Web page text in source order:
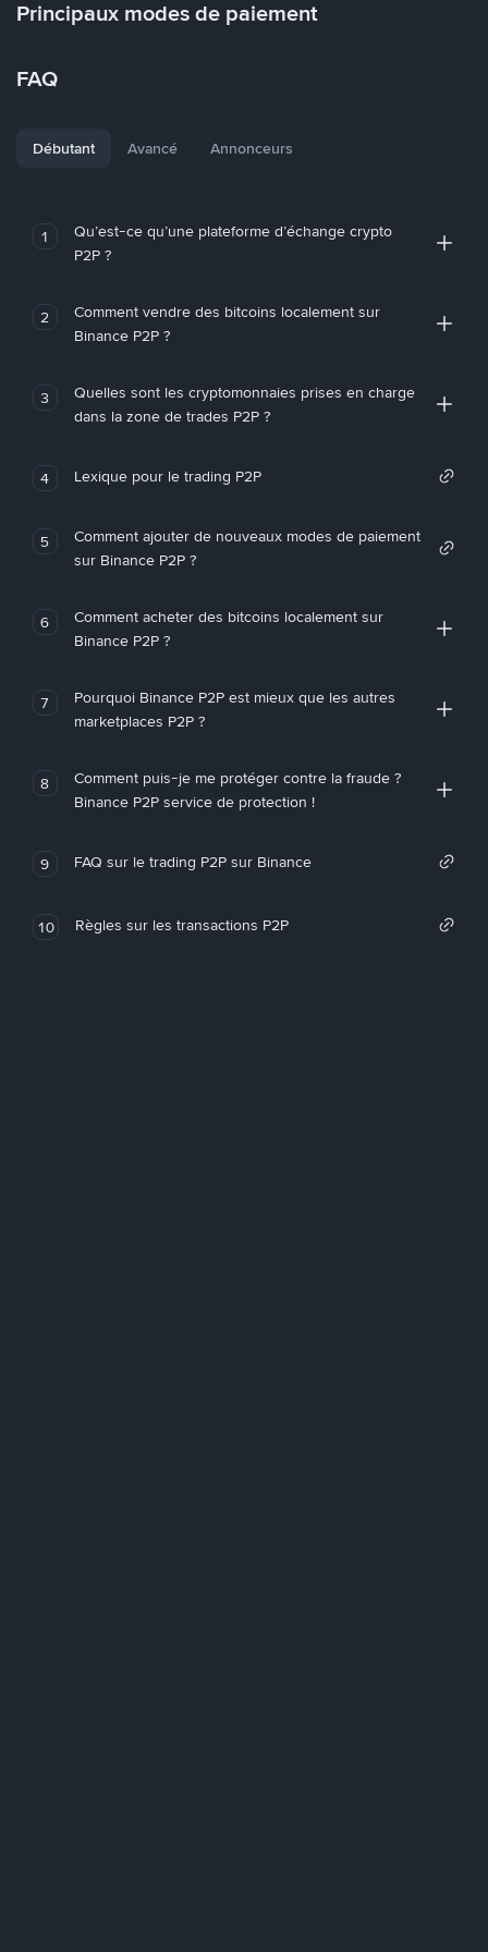
Principaux modes de paiement
FAQ
Débutant Avancé Annonceurs
1
Qu’est-ce qu’une plateforme d’échange crypto
P2P ?
2
Comment vendre des bitcoins localement sur
Binance P2P ?
3
Quelles sont les cryptomonnaies prises en charge
dans la zone de trades P2P ?
4 Lexique pour le trading P2P
5
Comment ajouter de nouveaux modes de paiement
sur Binance P2P ?
6
Comment acheter des bitcoins localement sur
Binance P2P ?
7
Pourquoi Binance P2P est mieux que les autres
marketplaces P2P ?
8
Comment puis-je me protéger contre la fraude ?
Binance P2P service de protection !
9 FAQ sur le trading P2P sur Binance
10 Règles sur les transactions P2P